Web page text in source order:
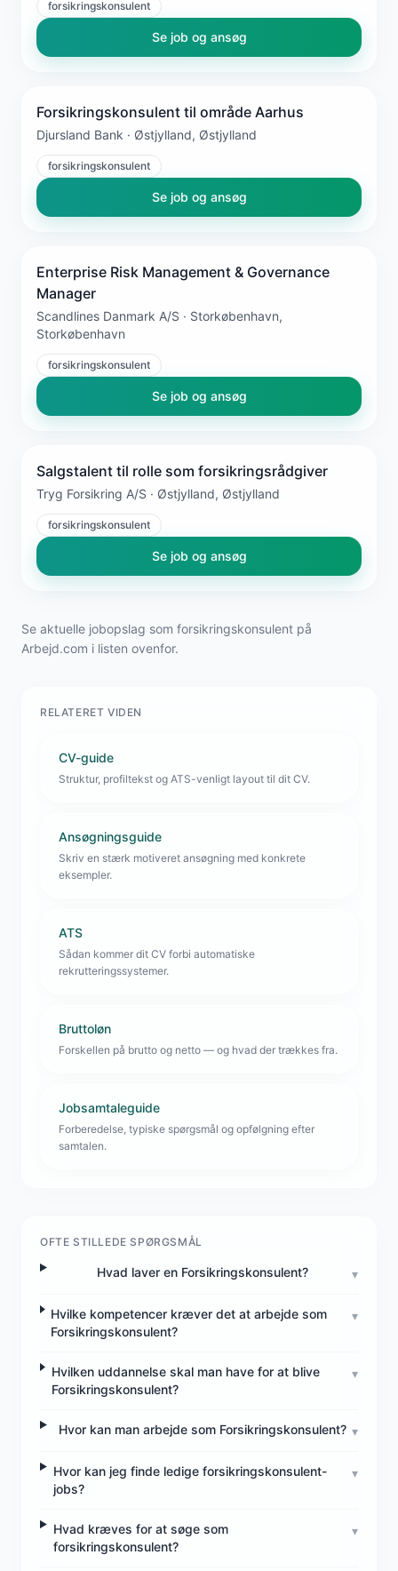
forsikringskonsulent
Se job og ansøg
Forsikringskonsulent til område Aarhus
Djursland Bank · Østjylland, Østjylland
forsikringskonsulent
Se job og ansøg
Enterprise Risk Management & Governance
Manager
Scandlines Danmark A/S · Storkøbenhavn,
Storkøbenhavn
forsikringskonsulent
Se job og ansøg
Salgstalent til rolle som forsikringsrådgiver
Tryg Forsikring A/S · Østjylland, Østjylland
forsikringskonsulent
Se job og ansøg
Se aktuelle jobopslag som forsikringskonsulent på
Arbejd.com i listen ovenfor.
RELATERET VIDEN
CV-guide
Struktur, profiltekst og ATS-venligt layout til dit CV.
Ansøgningsguide
Skriv en stærk motiveret ansøgning med konkrete
eksempler.
ATS
Sådan kommer dit CV forbi automatiske
rekrutteringssystemer.
Bruttoløn
Forskellen på brutto og netto — og hvad der trækkes fra.
Jobsamtaleguide
Forberedelse, typiske spørgsmål og opfølgning efter
samtalen.
OFTE STILLEDE SPØRGSMÅL
Hvad laver en Forsikringskonsulent? ▾
Hvilke kompetencer kræver det at arbejde som
Forsikringskonsulent?
▾
Hvilken uddannelse skal man have for at blive
Forsikringskonsulent?
▾
Hvor kan man arbejde som Forsikringskonsulent? ▾
Hvor kan jeg finde ledige forsikringskonsulent-
jobs?
▾
Hvad kræves for at søge som
forsikringskonsulent?
▾